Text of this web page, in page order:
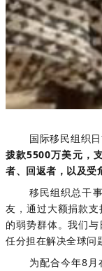
国际移民组织日
拨款5500万美元，
者、回返者，以及受
移民组织总干
友，通过大额捐款
的弱势群体。我们
任分担在解决全球问
为配合今年8